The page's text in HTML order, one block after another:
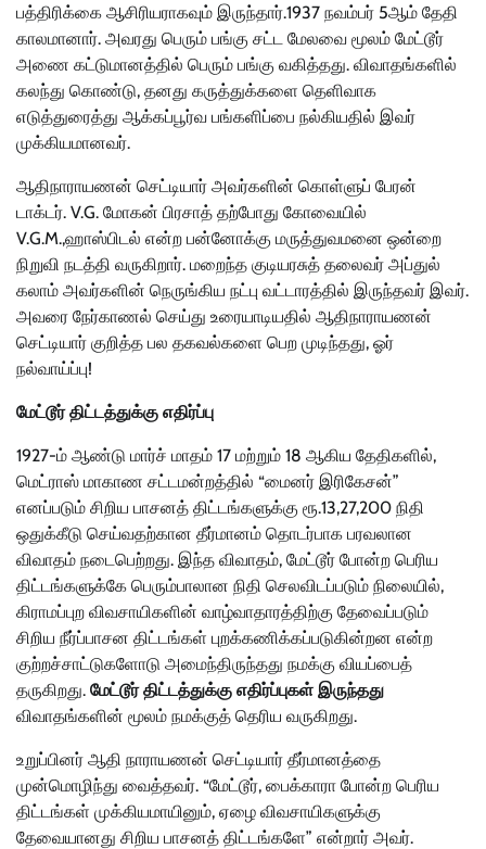
பத்திரிக்கை ஆசிரியராகவும் இருந்தார்.1937 நவம்பர் 5ஆம் தேதி
காலமானார். அவரது பெரும் பங்கு சட்ட மேலவை மூலம் மேட்டூர்
அணை கட்டுமானத்தில் பெரும் பங்கு வகித்தது. விவாதங்களில்
கலந்து கொண்டு, தனது கருத்துக்களை தெளிவாக
எடுத்துரைத்து ஆக்கப்பூர்வ பங்களிப்பை நல்கியதில் இவர்
முக்கியமானவர்.
ஆதிநாராயணன் செட்டியார் அவர்களின் கொள்ளுப் பேரன்
டாக்டர். V.G. மோகன் பிரசாத் தற்போது கோவையில்
V.G.M.,ஹாஸ்பிடல் என்ற பன்னோக்கு மருத்துவமனை ஒன்றை
நிறுவி நடத்தி வருகிறார். மறைந்த குடியரசுத் தலைவர் அப்துல்
கலாம் அவர்களின் நெருங்கிய நட்பு வட்டாரத்தில் இருந்தவர் இவர்.
அவரை நேர்காணல் செய்து உரையாடியதில் ஆதிநாராயணன்
செட்டியார் குறித்த பல தகவல்களை பெற முடிந்தது, ஓர்
நல்வாய்ப்பு!
மேட்டூர் திட்டத்துக்கு எதிர்ப்பு
1927-ம் ஆண்டு மார்ச் மாதம் 17 மற்றும் 18 ஆகிய தேதிகளில்,
மெட்ராஸ் மாகாண சட்டமன்றத்தில் “மைனர் இரிகேசன்”
எனப்படும் சிறிய பாசனத் திட்டங்களுக்கு ரூ.13,27,200 நிதி
ஒதுக்கீடு செய்வதற்கான தீர்மானம் தொடர்பாக பரவலான
விவாதம் நடைபெற்றது. இந்த விவாதம், மேட்டூர் போன்ற பெரிய
திட்டங்களுக்கே பெரும்பாலான நிதி செலவிடப்படும் நிலையில்,
கிராமப்புற விவசாயிகளின் வாழ்வாதாரத்திற்கு தேவைப்படும்
சிறிய நீர்ப்பாசன திட்டங்கள் புறக்கணிக்கப்படுகின்றன என்ற
குற்றச்சாட்டுகளோடு அமைந்திருந்தது நமக்கு வியப்பைத்
தருகிறது. மேட்டூர் திட்டத்துக்கு எதிர்ப்புகள் இருந்தது
விவாதங்களின் மூலம் நமக்குத் தெரிய வருகிறது.
உறுப்பினர் ஆதி நாராயணன் செட்டியார் தீர்மானத்தை
முன்மொழிந்து வைத்தவர். “மேட்டூர், பைக்காரா போன்ற பெரிய
திட்டங்கள் முக்கியமாயினும், ஏழை விவசாயிகளுக்கு
தேவையானது சிறிய பாசனத் திட்டங்களே” என்றார் அவர்.